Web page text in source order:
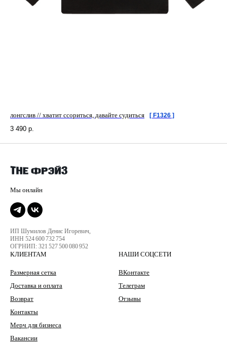
лонгслив // хватит ссориться, давайте судиться [ F1326 ]
3 490 р.
ИП Шумилов Денис Игоревич,
ИНН 524 600 732 754
ОГРНИП: 321 527 500 080 952
КЛИЕНТАМ
Размерная сетка
Доставка и оплата
Возврат
Контакты
Мерч для бизнеса
Вакансии
НАШИ СОЦСЕТИ
ВКонтакте
Телеграм
Отзывы